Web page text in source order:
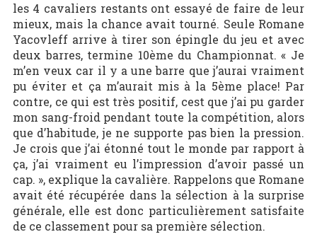
les 4 cavaliers restants ont essayé de faire de leur
mieux, mais la chance avait tourné. Seule Romane
Yacovleff arrive à tirer son épingle du jeu et avec
deux barres, termine 10ème du Championnat. « Je
m’en veux car il y a une barre que j’aurai vraiment
pu éviter et ça m’aurait mis à la 5ème place! Par
contre, ce qui est très positif, cest que j’ai pu garder
mon sang-froid pendant toute la compétition, alors
que d’habitude, je ne supporte pas bien la pression.
Je crois que j’ai étonné tout le monde par rapport à
ça, j’ai vraiment eu l’impression d’avoir passé un
cap. », explique la cavalière. Rappelons que Romane
avait été récupérée dans la sélection à la surprise
générale, elle est donc particulièrement satisfaite
de ce classement pour sa première sélection.